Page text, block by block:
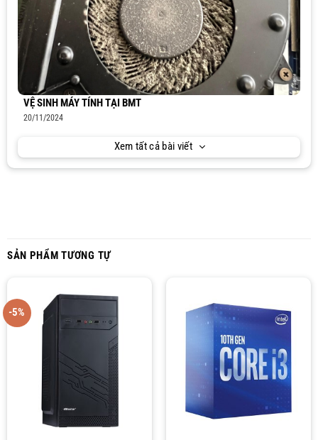
VỆ SINH MÁY TÍNH TẠI BMT
20/11/2024
Xem tất cả bài viết
SẢN PHẨM TƯƠNG TỰ
-5%